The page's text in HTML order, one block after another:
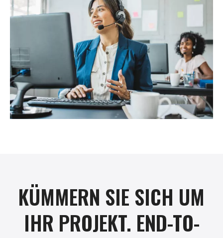
KÜMMERN SIE SICH UM
IHR PROJEKT. END-TO-